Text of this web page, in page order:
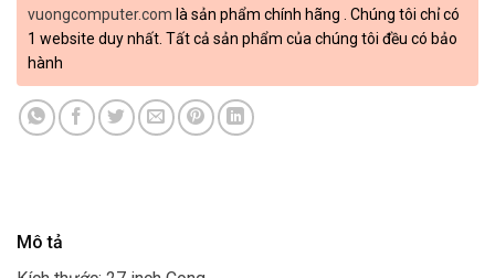
vuongcomputer.com là sản phẩm chính hãng . Chúng tôi chỉ có
1 website duy nhất. Tất cả sản phẩm của chúng tôi đều có bảo
hành
Mô tả